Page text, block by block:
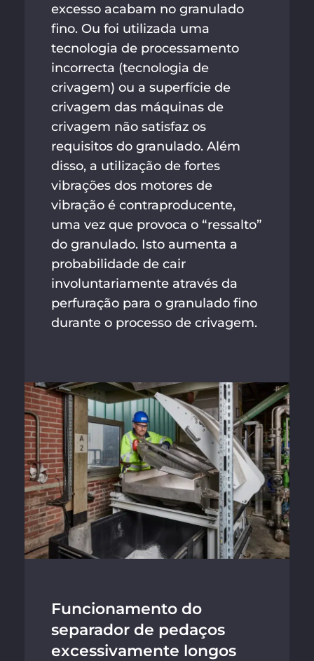
excesso acabam no granulado
fino. Ou foi utilizada uma
tecnologia de processamento
incorrecta (tecnologia de
crivagem) ou a superfície de
crivagem das máquinas de
crivagem não satisfaz os
requisitos do granulado. Além
disso, a utilização de fortes
vibrações dos motores de
vibração é contraproducente,
uma vez que provoca o “ressalto”
do granulado. Isto aumenta a
probabilidade de cair
involuntariamente através da
perfuração para o granulado fino
durante o processo de crivagem.
Funcionamento do
separador de pedaços
excessivamente longos